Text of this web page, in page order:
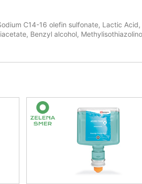
C14-16 olefin sulfonate, Lactic
Benzyl alcohol,